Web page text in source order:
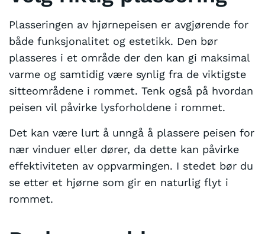
Plasseringen av hjørnepeisen er avgjørende for
både funksjonalitet og estetikk. Den bør
plasseres i et område der den kan gi maksimal
varme og samtidig være synlig fra de viktigste
sitteområdene i rommet. Tenk også på hvordan
peisen vil påvirke lysforholdene i rommet.
Det kan være lurt å unngå å plassere peisen for
nær vinduer eller dører, da dette kan påvirke
effektiviteten av oppvarmingen. I stedet bør du
se etter et hjørne som gir en naturlig flyt i
rommet.